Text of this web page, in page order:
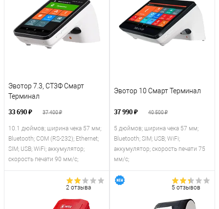
Эвотор 7.3, СТ3Ф Смарт
Терминал
33 690 ₽ 37 400 ₽
10.1 дюймов; ширина чека 57 мм;
Bluetooth; COM (RS-232); Ethernet;
SIM; USB; WiFi; аккумулятор;
скорость печати 90 мм/с;
Эвотор 10 Смарт Терминал
37 990 ₽ 40 500 ₽
5 дюймов; ширина чека 57 мм;
Bluetooth; SIM; USB; WiFi;
аккумулятор; скорость печати 75
мм/с;
2 отзыва 5 отзывов